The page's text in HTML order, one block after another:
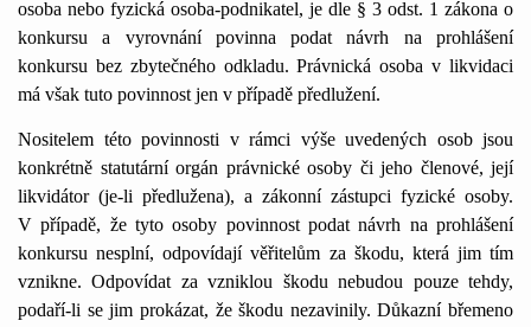
osoba nebo fyzická osoba-podnikatel, je dle § 3 odst. 1 zákona o
konkursu a vyrovnání povinna podat návrh na prohlášení
konkursu bez zbytečného odkladu. Právnická osoba v likvidaci
má však tuto povinnost jen v případě předlužení.
Nositelem této povinnosti v rámci výše uvedených osob jsou
konkrétně statutární orgán právnické osoby či jeho členové, její
likvidátor (je-li předlužena), a zákonní zástupci fyzické osoby.
V případě, že tyto osoby povinnost podat návrh na prohlášení
konkursu nesplní, odpovídají věřitelům za škodu, která jim tím
vznikne. Odpovídat za vzniklou škodu nebudou pouze tehdy,
podaří-li se jim prokázat, že škodu nezavinily. Důkazní břemeno